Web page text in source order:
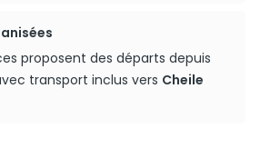
proposent des départs depuis
transport inclus vers Cheile